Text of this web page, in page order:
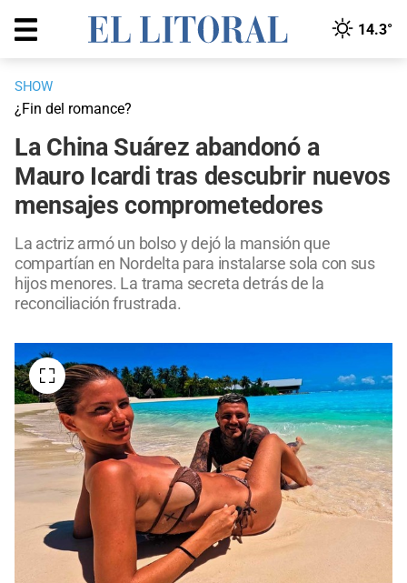
14.3°
SHOW
¿Fin del romance?
La China Suárez abandonó a
Mauro Icardi tras descubrir nuevos
mensajes comprometedores
La actriz armó un bolso y dejó la mansión que
compartían en Nordelta para instalarse sola con sus
hijos menores. La trama secreta detrás de la
reconciliación frustrada.